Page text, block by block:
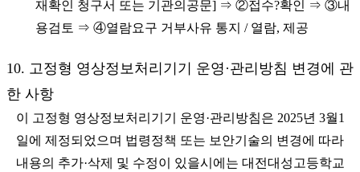
재확인 청구서 또는 기관의공문] ⇒ ②접수?확인 ⇒ ③내
용검토 ⇒ ④열람요구 거부사유 통지 / 열람, 제공
10. 고정형 영상정보처리기기 운영·관리방침 변경에 관
한 사항
이 고정형 영상정보처리기기 운영·관리방침은 2025년 3월1
일에 제정되었으며 법령정책 또는 보안기술의 변경에 따라
내용의 추가·삭제 및 수정이 있을시에는 대전대성고등학교